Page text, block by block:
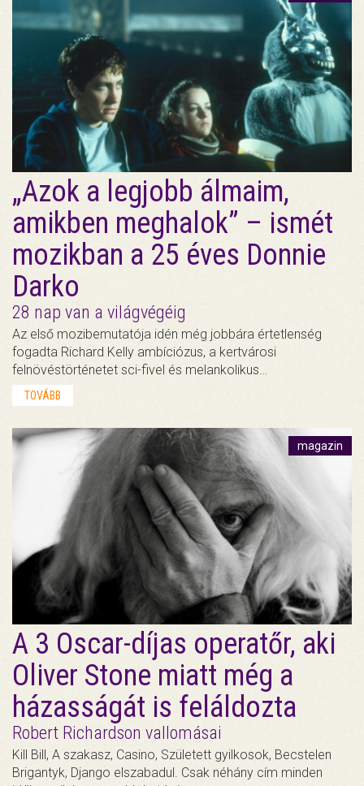
„Azok a legjobb álmaim,
amikben meghalok” – ismét
mozikban a 25 éves Donnie
Darko
28 nap van a világvégéig
Az első mozibemutatója idén még jobbára értetlenség
fogadta Richard Kelly ambíciózus, a kertvárosi
felnövéstörténetet sci-fivel és melankolikus…
TOVÁBB
magazin
A 3 Oscar-díjas operatőr, aki
Oliver Stone miatt még a
házasságát is feláldozta
Robert Richardson vallomásai
Kill Bill, A szakasz, Casino, Született gyilkosok, Becstelen
Brigantyk, Django elszabadul. Csak néhány cím minden